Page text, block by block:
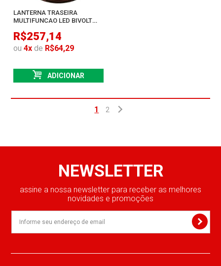
LANTERNA TRASEIRA
MULTIFUNCAO LED BIVOLT
R$257,14
ou4x de R$64,29
ADICIONAR
1 2
NEWSLETTER
assine a nossa newsletter para receber as melhores
novidades e promoções